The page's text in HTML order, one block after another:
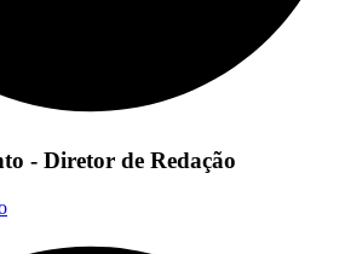
- Diretor de Redação